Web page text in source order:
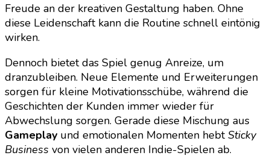
Freude an der kreativen Gestaltung haben. Ohne
diese Leidenschaft kann die Routine schnell eintönig
wirken.
Dennoch bietet das Spiel genug Anreize, um
dranzubleiben. Neue Elemente und Erweiterungen
sorgen für kleine Motivationsschübe, während die
Geschichten der Kunden immer wieder für
Abwechslung sorgen. Gerade diese Mischung aus
Gameplay und emotionalen Momenten hebtSticky
Business von vielen anderen Indie-Spielen ab.